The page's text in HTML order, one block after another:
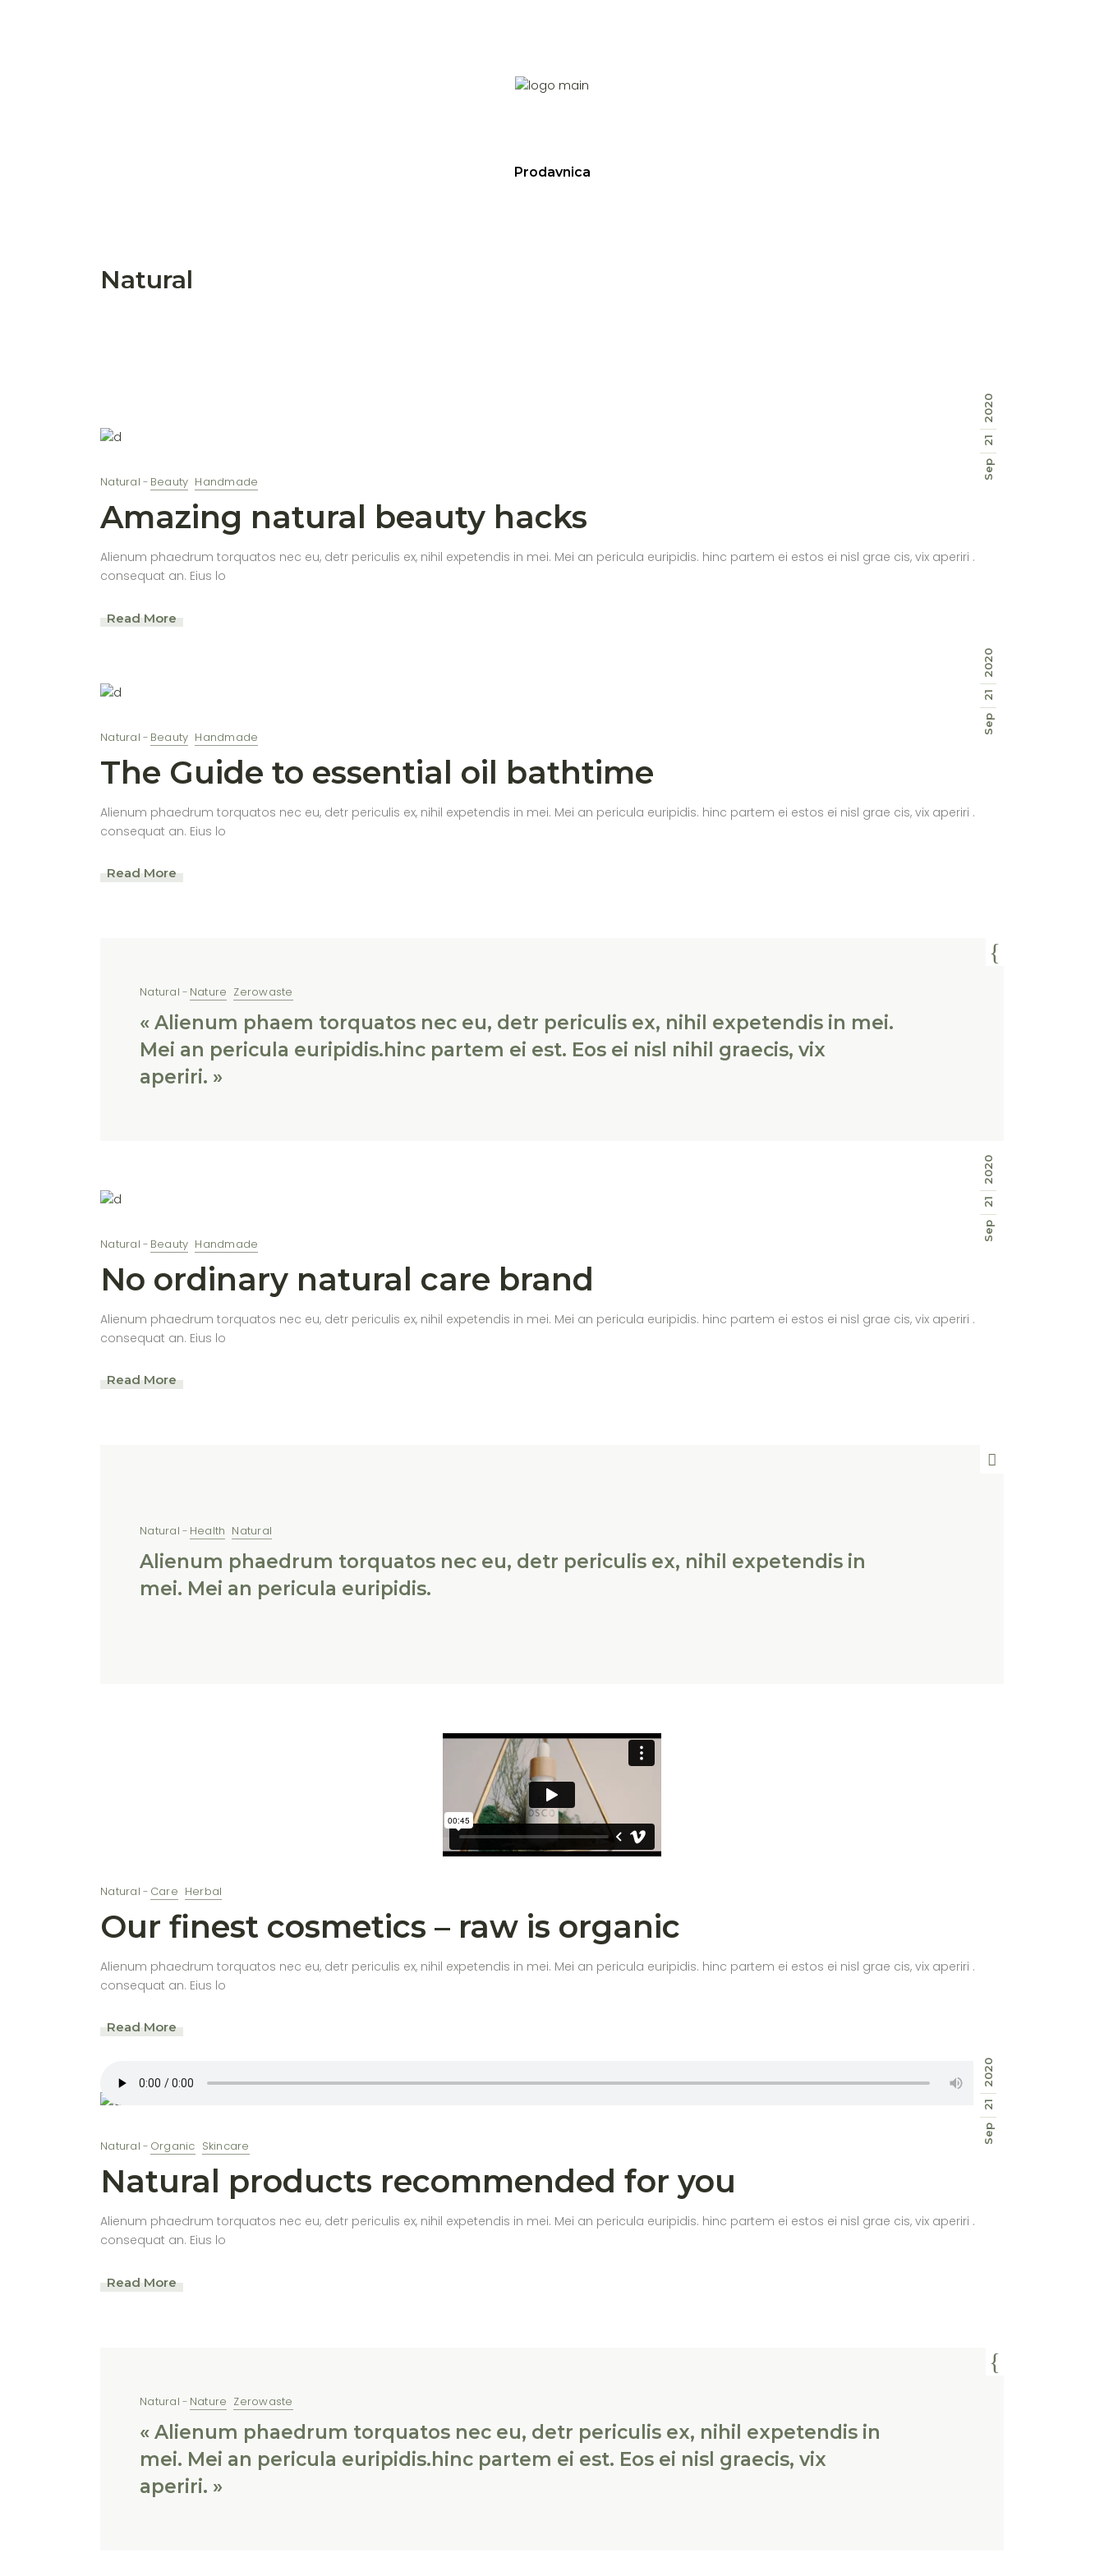
Prodavnica
Natural
Sep
21
2020
Natural Beauty Handmade
Amazing natural beauty hacks
Alienum phaedrum torquatos nec eu, detr periculis ex, nihil expetendis in mei. Mei an pericula euripidis. hinc partem ei estos ei nisl grae cis, vix aperiri .
consequat an. Eius lo
Read More
Sep
21
2020
Natural Beauty Handmade
The Guide to essential oil bathtime
Alienum phaedrum torquatos nec eu, detr periculis ex, nihil expetendis in mei. Mei an pericula euripidis. hinc partem ei estos ei nisl grae cis, vix aperiri .
consequat an. Eius lo
Read More
Natural Nature Zerowaste
« Alienum phaem torquatos nec eu, detr periculis ex, nihil expetendis in mei.
Mei an pericula euripidis.hinc partem ei est. Eos ei nisl nihil graecis, vix
aperiri. »
Sep
21
2020
Natural Beauty Handmade
No ordinary natural care brand
Alienum phaedrum torquatos nec eu, detr periculis ex, nihil expetendis in mei. Mei an pericula euripidis. hinc partem ei estos ei nisl grae cis, vix aperiri .
consequat an. Eius lo
Read More
Natural Health Natural
Alienum phaedrum torquatos nec eu, detr periculis ex, nihil expetendis in
mei. Mei an pericula euripidis.
Natural Care Herbal
Our finest cosmetics – raw is organic
Alienum phaedrum torquatos nec eu, detr periculis ex, nihil expetendis in mei. Mei an pericula euripidis. hinc partem ei estos ei nisl grae cis, vix aperiri .
consequat an. Eius lo
Read More
Sep
21
2020
Natural Organic Skincare
Natural products recommended for you
Alienum phaedrum torquatos nec eu, detr periculis ex, nihil expetendis in mei. Mei an pericula euripidis. hinc partem ei estos ei nisl grae cis, vix aperiri .
consequat an. Eius lo
Read More
Natural Nature Zerowaste
« Alienum phaedrum torquatos nec eu, detr periculis ex, nihil expetendis in
mei. Mei an pericula euripidis.hinc partem ei est. Eos ei nisl graecis, vix
aperiri. »